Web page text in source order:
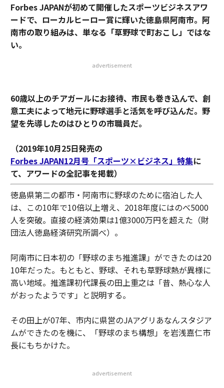
Forbes JAPANが初めて開催したスポーツビジネスアワ
ードで、ローカルヒーロー賞に輝いた徳島県阿南市。阿
南市の取り組みは、単なる「草野球で町おこし」ではな
い。
advertisement
60歳以上のチアガールにお接待、市民も巻き込んで、創
意工夫によって地元に野球選手と活気を呼び込んだ。野
望を先導したのはひとりの市職員だ。
（2019年10月25日発売の
Forbes JAPAN12月号「スポーツ×ビジネス」特集に
て、アワードの全記事を掲載）
徳島県第二の都市・阿南市に野球のために宿泊した人
は、この10年で10倍以上増え、2018年度にはのべ5000
人を突破。直接の経済効果は1億3000万円を超えた（財
団法人徳島経済研究所調べ）。
阿南市に日本初の「野球のまち推進課」ができたのは20
10年だった。もともと、野球、それも草野球熱が異様に
高い地域。推進課初代課長の田上重之は「昔、熱心な人
がおったようです」と説明する。
その田上が07年、市内に県営のJAアグリあなんスタジア
ムができたのを機に、「野球のまち構想」を岩浅嘉仁市
長にもちかけた。
advertisement